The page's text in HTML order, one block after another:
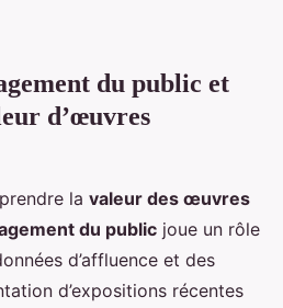
du public et
d’œuvres
la valeur des œuvres
du public joue un rôle
d’affluence et des
d’expositions récentes